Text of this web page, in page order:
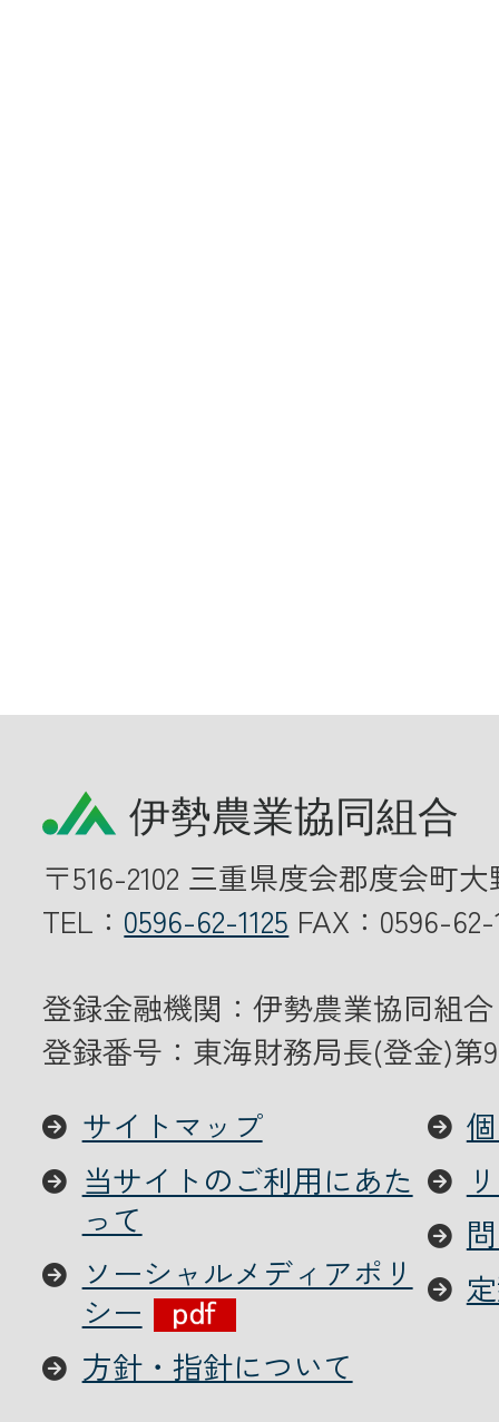
〒516-2102 三重県度会郡度会町
TEL： 0596-62-1125 FAX：0596-62-
登録金融機関：伊勢農業協同組合
登録番号：東海財務局長(登金)第
サイトマップ
当サイトのご利用にあた
って
ソーシャルメディアポリ
シー
方針・指針について